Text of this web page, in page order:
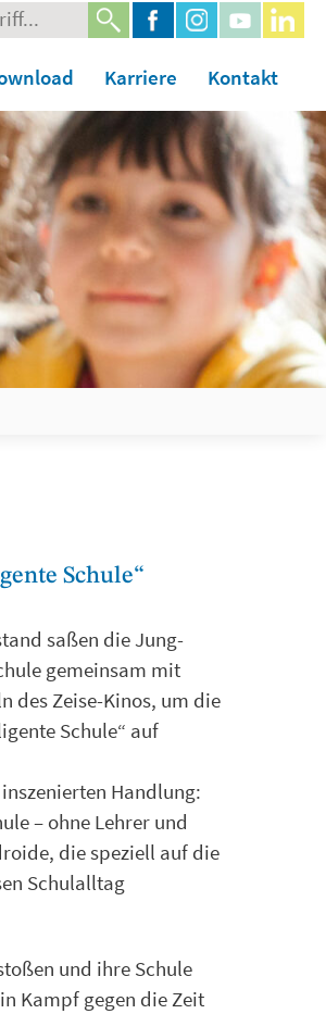
Karriere Kontakt
Schule“
saßen die Jung-
gemeinsam mit
des Zeise-Kinos, um die
Schule“ auf
Handlung:
– ohne Lehrer und
die speziell auf die
Schulalltag
und ihre Schule
Kampf gegen die Zeit